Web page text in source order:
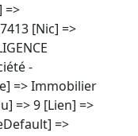
=>
[Nic] =>
-
=> Immobilier
=> 9 [Lien] =>
=>